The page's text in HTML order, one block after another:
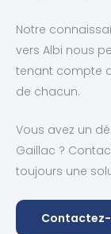
Notre
vers Albi nous
tenant compte
de chacun.
Vous avez un
Gaillac ?
toujours une